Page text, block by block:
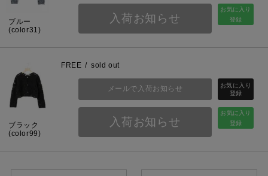
ブルー
(color31)
お気に入り
登録
入荷お知らせ
ブラック
(color99)
FREE sold out
お気に入り
登録
メールで入荷お知らせ
入荷お知らせ